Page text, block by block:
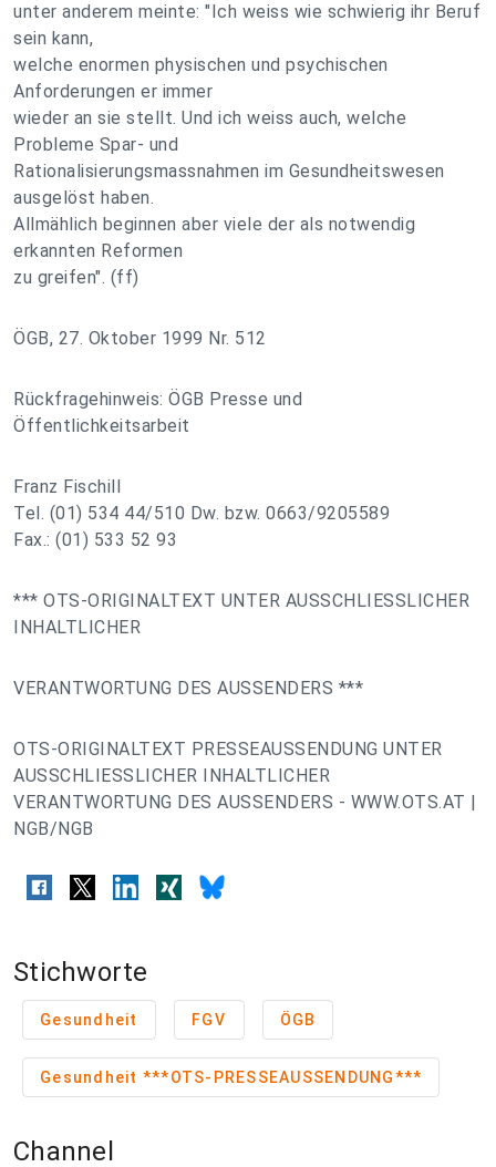
unter anderem meinte: "Ich weiss wie schwierig ihr Beruf
sein kann,
welche enormen physischen und psychischen
Anforderungen er immer
wieder an sie stellt. Und ich weiss auch, welche
Probleme Spar- und
Rationalisierungsmassnahmen im Gesundheitswesen
ausgelöst haben.
Allmählich beginnen aber viele der als notwendig
erkannten Reformen
zu greifen". (ff)
ÖGB, 27. Oktober 1999 Nr. 512
Rückfragehinweis: ÖGB Presse und
Öffentlichkeitsarbeit
Franz Fischill
Tel. (01) 534 44/510 Dw. bzw. 0663/9205589
Fax.: (01) 533 52 93
*** OTS-ORIGINALTEXT UNTER AUSSCHLIESSLICHER
INHALTLICHER
VERANTWORTUNG DES AUSSENDERS ***
OTS-ORIGINALTEXT PRESSEAUSSENDUNG UNTER
AUSSCHLIESSLICHER INHALTLICHER
VERANTWORTUNG DES AUSSENDERS - WWW.OTS.AT |
NGB/NGB
Stichworte
Gesundheit FGV ÖGB
Gesundheit ***OTS-PRESSEAUSSENDUNG***
Channel